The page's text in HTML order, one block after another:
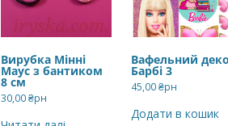
Вирубка Мінні
Маус з бантиком
8 см
30,00₴рн
Вафельний
Барбі 3
45,00₴рн
Додати в кошик